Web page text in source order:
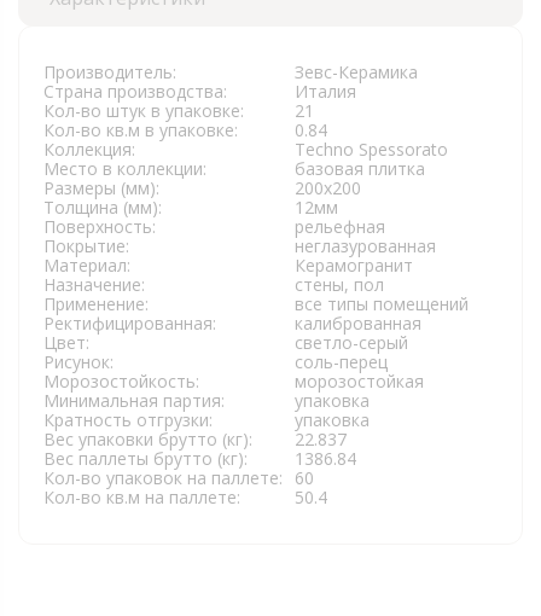
Производитель:
Зевс-Керамика
Страна производства:
Италия
Кол-во штук в упаковке:
21
Кол-во кв.м в упаковке:
0.84
Коллекция:
Techno Spessorato
Место в коллекции:
базовая плитка
Размеры (мм):
200х200
Толщина (мм):
12мм
Поверхность:
рельефная
Покрытие:
неглазурованная
Материал:
Керамогранит
Назначение:
стены, пол
Применение:
все типы помещений
Ректифицированная:
калиброванная
Цвет:
светло-серый
Рисунок:
соль-перец
Морозостойкость:
морозостойкая
Минимальная партия:
упаковка
Кратность отгрузки:
упаковка
Вес упаковки брутто (кг):
22.837
Вес паллеты брутто (кг):
1386.84
Кол-во упаковок на паллете:
60
Кол-во кв.м на паллете:
50.4